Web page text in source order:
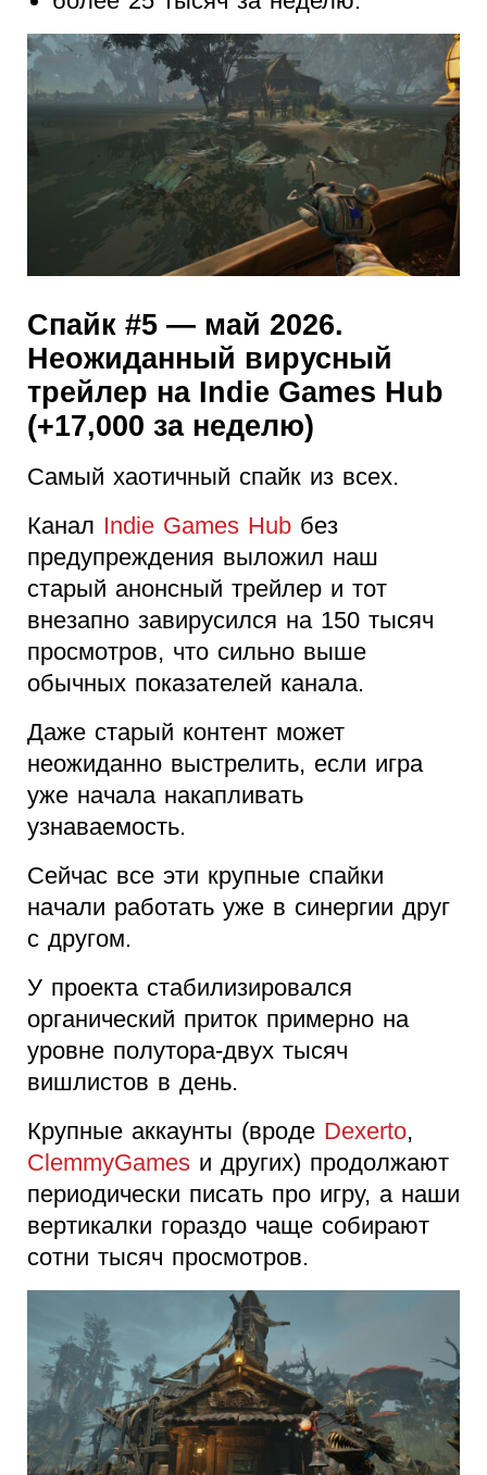
Спайк #5 — май 2026.
Неожиданный вирусный
трейлер на Indie Games Hub
(+17,000 за неделю)
Самый хаотичный спайк из всех.
Канал Indie Games Hub без
предупреждения выложил наш
старый анонсный трейлер и тот
внезапно завирусился на 150 тысяч
просмотров, что сильно выше
обычных показателей канала.
Даже старый контент может
неожиданно выстрелить, если игра
уже начала накапливать
узнаваемость.
Сейчас все эти крупные спайки
начали работать уже в синергии друг
с другом.
У проекта стабилизировался
органический приток примерно на
уровне полутора-двух тысяч
вишлистов в день.
Крупные аккаунты (вроде Dexerto,
ClemmyGames и других) продолжают
периодически писать про игру, а наши
вертикалки гораздо чаще собирают
сотни тысяч просмотров.